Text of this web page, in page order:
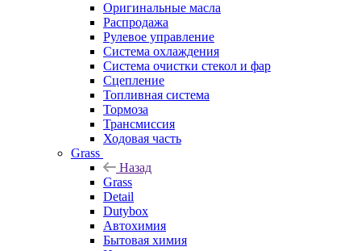
Оригинальные масла
Распродажа
Рулевое управление
Система охлаждения
Система очистки стекол и фар
Сцепление
Топливная система
Тормоза
Трансмиссия
Ходовая часть
Grass
Назад
Grass
Detail
Dutybox
Автохимия
Бытовая химия